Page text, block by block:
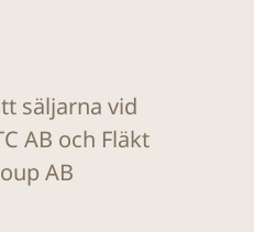
säljarna vid
AB och Fläkt
AB